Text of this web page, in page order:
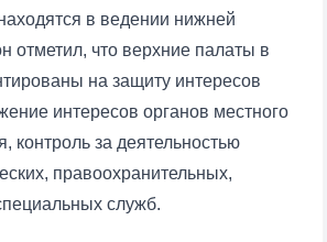
в ведении нижней
отметил, что верхние палаты в
на защиту интересов
интересов органов местного
контроль за деятельностью
правоохранительных,
служб.